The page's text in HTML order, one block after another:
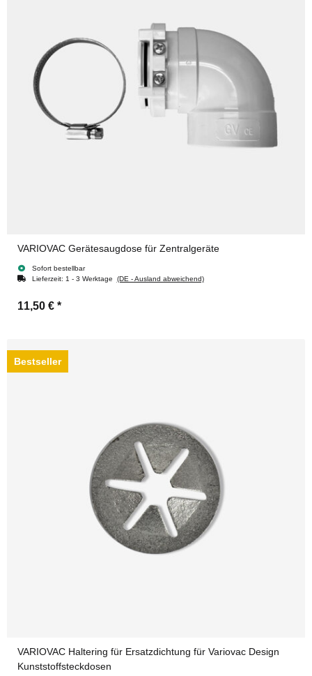
VARIOVAC Gerätesaugdose für Zentralgeräte
Sofort bestellbar
Lieferzeit: 1 - 3 Werktage (DE - Ausland abweichend)
11,50 € *
Bestseller
VARIOVAC Haltering für Ersatzdichtung für Variovac Design
Kunststoffsteckdosen